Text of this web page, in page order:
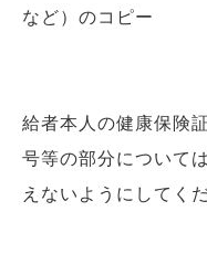
など
給者本人の健康保険
号等の部分について
えないよう